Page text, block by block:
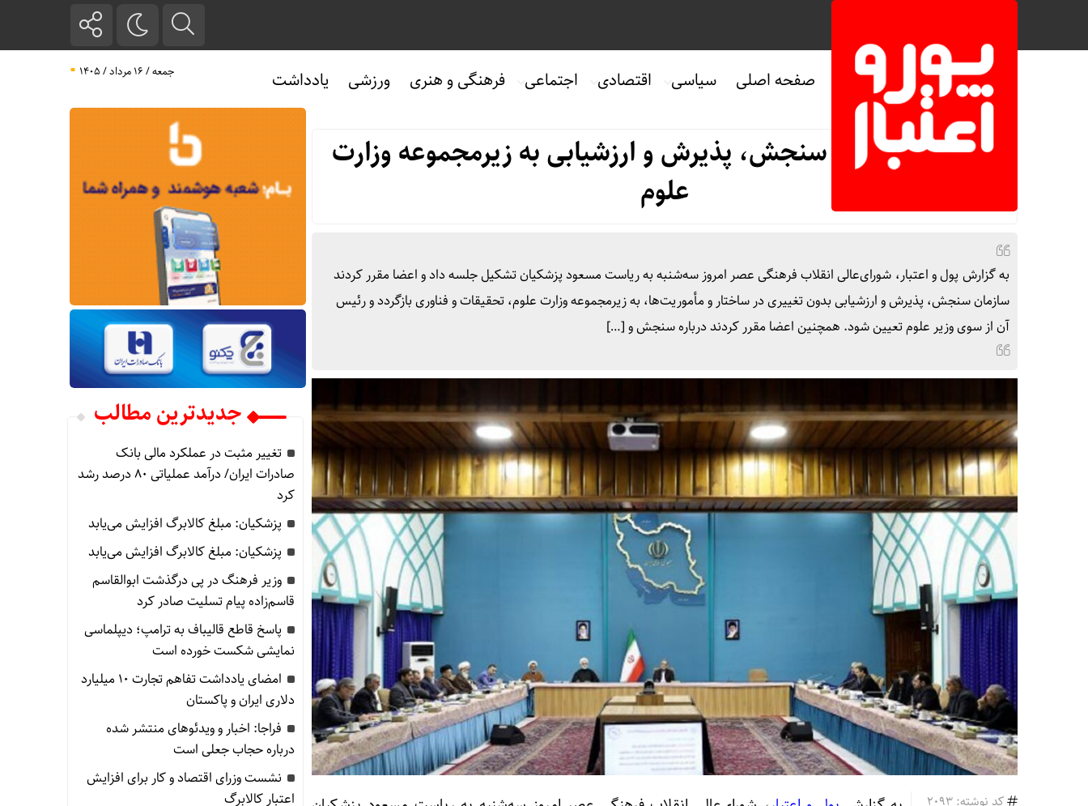
صفحه اصلی سیاسی اقتصادی اجتماعی فرهنگی و هنری ورزشی یادداشت جمعه / ۱۶ مرداد / ۱۴۰۵
صفحه نخست سیاسی ویژه
بازگشت سازمان سنجش، پذیرش و ارزشیابی به زیرمجموعه وزارت
علوم
به گزارش پول و اعتبار، شورای‌عالی انقلاب فرهنگی عصر امروز سه‌شنبه به ریاست مسعود پزشکیان تشکیل جلسه داد و اعضا مقرر کردند
سازمان سنجش، پذیرش و ارزشیابی بدون تغییری در ساختار و مأموریت‌ها، به زیرمجموعه وزارت علوم، تحقیقات و فناوری بازگردد و رئیس
آن از سوی وزیر علوم تعیین شود. همچنین اعضا مقرر کردند درباره سنجش و […]
جدیدترین مطالب
تغییر مثبت در عملکرد مالی بانک
صادرات ایران/ درآمد عملیاتی 80 درصد رشد
کرد
پزشکیان: مبلغ کالابرگ افزایش می‌یابد
پزشکیان: مبلغ کالابرگ افزایش می‌یابد
وزیر فرهنگ در پی درگذشت ابوالقاسم
قاسم‌زاده پیام تسلیت صادر کرد
پاسخ قاطع قالیباف به ترامپ؛ دیپلماسی
نمایشی شکست خورده است
امضای یادداشت تفاهم تجارت ۱۰ میلیارد
دلاری ایران و پاکستان
فراجا: اخبار و ویدئوهای منتشر شده
درباره حجاب جعلی است
نشست وزرای اقتصاد و کار برای افزایش
اعتبار کالابرگ